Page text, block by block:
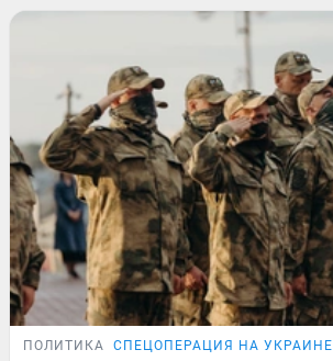
ПОЛИТИКА СПЕЦОПЕРАЦИЯ НА УКРАИНЕ